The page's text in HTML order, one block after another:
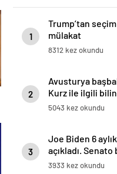
1
Trump’tan
mülakat
8312 kez okundu
2
Avusturya
Kurz ile ilgili
5043 kez okundu
3
Joe Biden 6
açıkladı. Senato
3933 kez okundu